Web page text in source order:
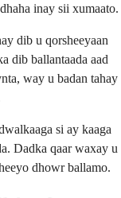
inay sii xumaato.
dib u qorsheeyaan
dib ballantaada aad
way u badan tahay
si ay kaaga
Dadka qaar waxay u
dhowr ballamo.